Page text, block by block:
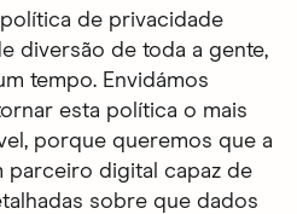
de privacidade
diversão de toda a gente,
tempo. Envidámos
esta política o mais
porque queremos que a
parceiro digital capaz de
sobre que dados